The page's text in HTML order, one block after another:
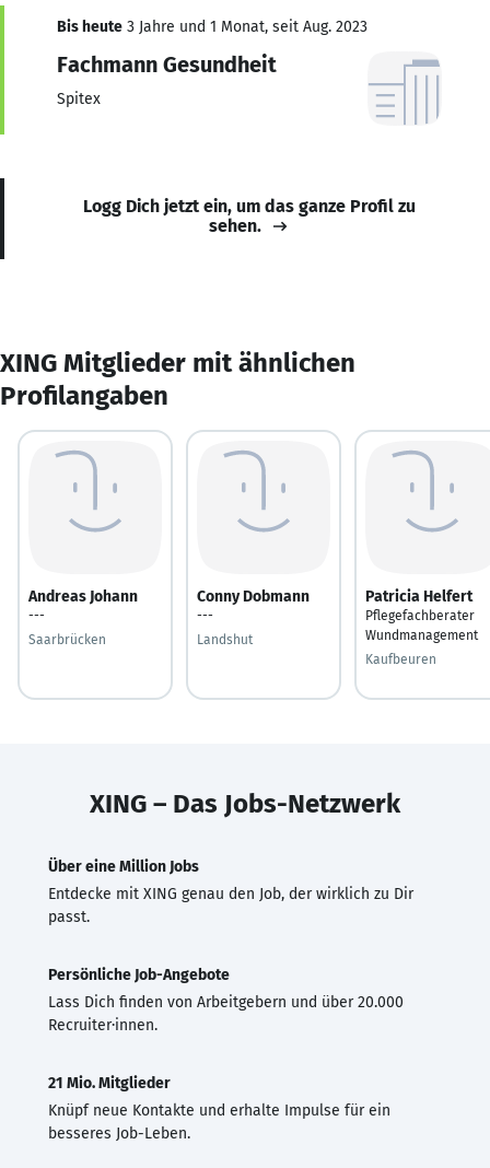
Bis heute 3 Jahre und 1 Monat, seit Aug. 2023
Fachmann Gesundheit
Spitex
Logg Dich jetzt ein, um das ganze Profil zu
sehen.
XING Mitglieder mit ähnlichen
Profilangaben
Andreas Johann
---
Saarbrücken
Conny Dobmann
---
Landshut
Patricia Helfert
Pflegefachberater
Wundmanagement
Kaufbeuren
XING – Das Jobs-Netzwerk
Über eine Million Jobs
Entdecke mit XING genau den Job, der wirklich zu Dir
passt.
Persönliche Job-Angebote
Lass Dich finden von Arbeitgebern und über 20.000
Recruiter·innen.
21 Mio. Mitglieder
Knüpf neue Kontakte und erhalte Impulse für ein
besseres Job-Leben.